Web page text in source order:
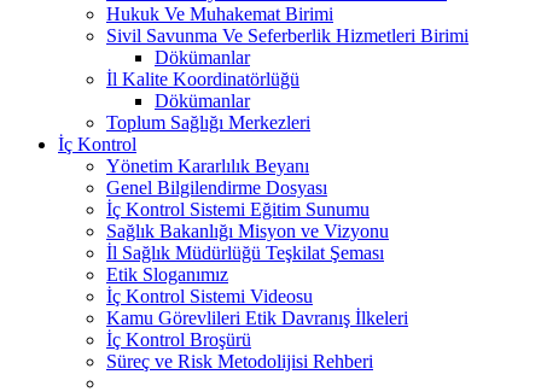
Hukuk Ve Muhakemat Birimi
Sivil Savunma Ve Seferberlik Hizmetleri Birimi
Dökümanlar
İl Kalite Koordinatörlüğü
Dökümanlar
Toplum Sağlığı Merkezleri
İç Kontrol
Yönetim Kararlılık Beyanı
Genel Bilgilendirme Dosyası
İç Kontrol Sistemi Eğitim Sunumu
Sağlık Bakanlığı Misyon ve Vizyonu
İl Sağlık Müdürlüğü Teşkilat Şeması
Etik Sloganımız
İç Kontrol Sistemi Videosu
Kamu Görevlileri Etik Davranış İlkeleri
İç Kontrol Broşürü
Süreç ve Risk Metodolijisi Rehberi